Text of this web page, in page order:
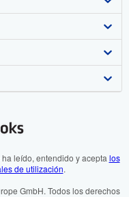
leído, entendido y acepta los
de utilización.
GmbH. Todos los derechos